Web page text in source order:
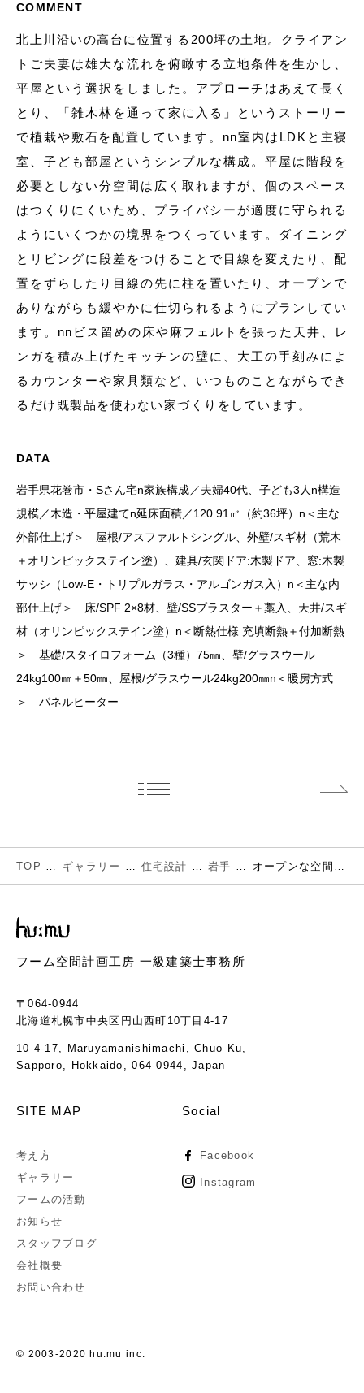
COMMENT
北上川沿いの高台に位置する200坪の土地。クライアン
トご夫妻は雄大な流れを俯瞰する立地条件を生かし、
平屋という選択をしました。アプローチはあえて長く
とり、「雑木林を通って家に入る」というストーリー
で植栽や敷石を配置しています。nn室内はLDKと主寝
室、子ども部屋というシンプルな構成。平屋は階段を
必要としない分空間は広く取れますが、個のスペース
はつくりにくいため、プライバシーが適度に守られる
ようにいくつかの境界をつくっています。ダイニング
とリビングに段差をつけることで目線を変えたり、配
置をずらしたり目線の先に柱を置いたり、オープンで
ありながらも緩やかに仕切られるようにプランしてい
ます。nnビス留めの床や麻フェルトを張った天井、レ
ンガを積み上げたキッチンの壁に、大工の手刻みによ
るカウンターや家具類など、いつものことながらでき
るだけ既製品を使わない家づくりをしています。
DATA
岩手県花巻市・Sさん宅n家族構成／夫婦40代、子ども3人n構造
規模／木造・平屋建てn延床面積／120.91㎡（約36坪）n＜主な
外部仕上げ＞ 屋根/アスファルトシングル、外壁/スギ材（荒木
＋オリンピックステイン塗）、建具/玄関ドア:木製ドア、窓:木製
サッシ（Low-E・トリプルガラス・アルゴンガス入）n＜主な内
部仕上げ＞ 床/SPF 2×8材、壁/SSプラスター＋藁入、天井/スギ
材（オリンピックステイン塗）n＜断熱仕様 充填断熱＋付加断熱
＞ 基礎/スタイロフォーム（3種）75㎜、壁/グラスウール
24kg100㎜＋50㎜、屋根/グラスウール24kg200㎜n＜暖房方式
＞ パネルヒーター
TOP ギャラリー 住宅設計 岩手
フーム空間計画工房 一級建築士事務所
〒064-0944
北海道札幌市中央区円山西町10丁目4-17
10-4-17, Maruyamanishimachi, Chuo Ku,
Sapporo, Hokkaido, 064-0944, Japan
SITE MAP
考え方
ギャラリー
フームの活動
お知らせ
スタッフブログ
会社概要
お問い合わせ
Social
Facebook
Instagram
© 2003-2020 hu:mu inc.